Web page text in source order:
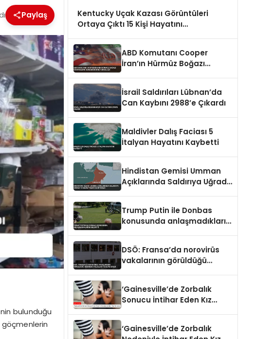
Paylaş
bulunduğu
göçmenlerin
Kentucky Uçak Kazası Görüntüleri
Ortaya Çıktı 15 Kişi Hayatını
ABD Komutanı Cooper
İran’ın Hürmüz Boğazı
İsrail Saldırıları Lübnan’da
Can Kaybını 2988’e Çıkardı
Maldivler Dalış Faciası 5
İtalyan Hayatını Kaybetti
Hindistan Gemisi Umman
Açıklarında Saldırıya Uğradı
Trump Putin ile Donbas
konusunda anlaşmadıklarını
DSÖ: Fransa’da norovirüs
vakalarının görüldüğü
‘Gainesville’de Zorbalık
Sonucu İntihar Eden Kız
‘Gainesville’de Zorbalık